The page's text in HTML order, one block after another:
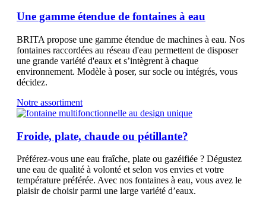
Une gamme étendue de fontaines à eau
BRITA propose une gamme étendue de machines à eau. Nos
fontaines raccordées au réseau d'eau permettent de disposer
une grande variété d'eaux et s’intègrent à chaque
environnement. Modèle à poser, sur socle ou intégrés, vous
décidez.
Notre assortiment
Froide, plate, chaude ou pétillante?
Préférez-vous une eau fraîche, plate ou gazéifiée ? Dégustez
une eau de qualité à volonté et selon vos envies et votre
température préférée. Avec nos fontaines à eau, vous avez le
plaisir de choisir parmi une large variété d’eaux.